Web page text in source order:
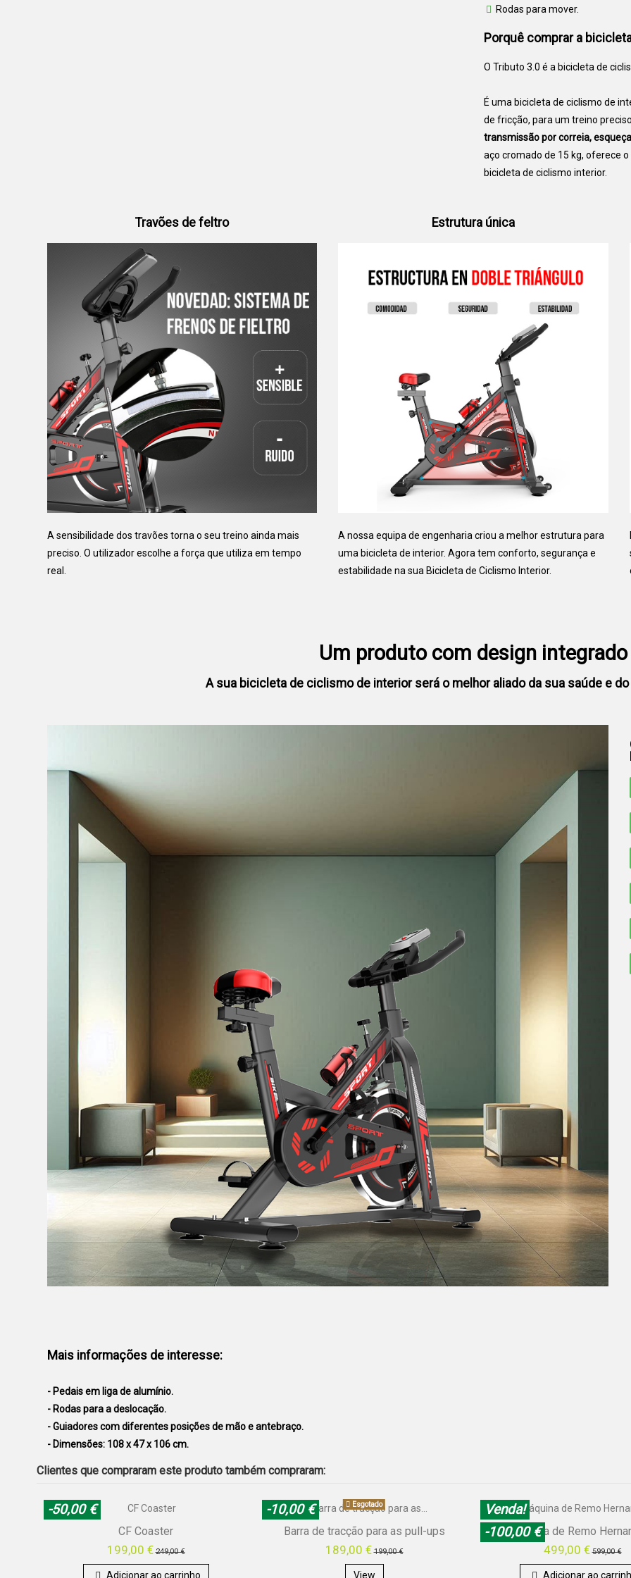
Rodas para mover.
Porquê comprar a
O Tributo 3.0 é a bicicleta de
É uma bicicleta de ciclismo de
de fricção, para um treino
transmissão por correia,
aço cromado de 15 kg, oferece o
bicicleta de ciclismo interior.
Travões de feltro
A sensibilidade dos travões torna o seu treino ainda mais
preciso. O utilizador escolhe a força que utiliza em tempo
real.
Estrutura única
A nossa equipa de engenharia criou a melhor estrutura para
uma bicicleta de interior. Agora tem conforto, segurança e
estabilidade na sua Bicicleta de Ciclismo Interior.
Um produto com design integrado
A sua bicicleta de ciclismo de interior será o melhor aliado da sua saúde e
Mais informações de interesse:
- Pedais em liga de alumínio.
- Rodas para a deslocação.
- Guiadores com diferentes posições de mão e antebraço.
- Dimensões: 108 x 47 x 106 cm.
Clientes que compraram este produto também compraram:
-50,00 €
CF Coaster
199,00 € 249,00 €
Adicionar ao carrinho
-10,00 € Esgotado
Barra de tracção para as pull-ups
189,00 € 199,00 €
View
Venda!
-100,00 €
Máquina de Remo
499,00 € 599,00 €
Adicionar ao